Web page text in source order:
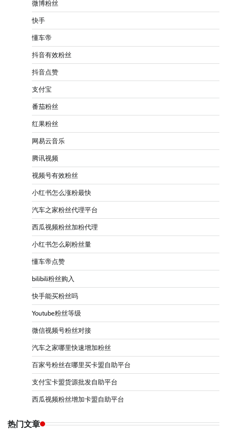
微博粉丝
快手
懂车帝
抖音有效粉丝
抖音点赞
支付宝
番茄粉丝
红果粉丝
网易云音乐
腾讯视频
视频号有效粉丝
小红书怎么涨粉最快
汽车之家粉丝代理平台
西瓜视频粉丝加粉代理
小红书怎么刷粉丝量
懂车帝点赞
bilibili粉丝购入
快手能买粉丝吗
Youtube粉丝等级
微信视频号粉丝对接
汽车之家哪里快速增加粉丝
百家号粉丝在哪里买卡盟自助平台
支付宝卡盟货源批发自助平台
西瓜视频粉丝增加卡盟自助平台
热门文章